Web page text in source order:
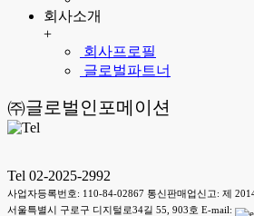
회사소개
+
회사프로필
글로벌파트너
㈜글로벌인포메이션
Tel 02-2025-2992
사업자등록번호: 110-84-02867 통신판매업신고: 제
서울특별시 구로구 디지털로34길 55, 903호 E-mail: